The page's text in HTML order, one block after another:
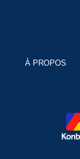
À PROPOS